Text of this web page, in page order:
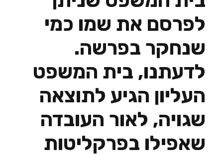
לפרסם את שמו כמי
שנחקר בפרשה.
לדעתנו, בית המשפט
העליון הגיע לתוצאה
שגויה, לאור העובדה
שאפילו בפרקליטות